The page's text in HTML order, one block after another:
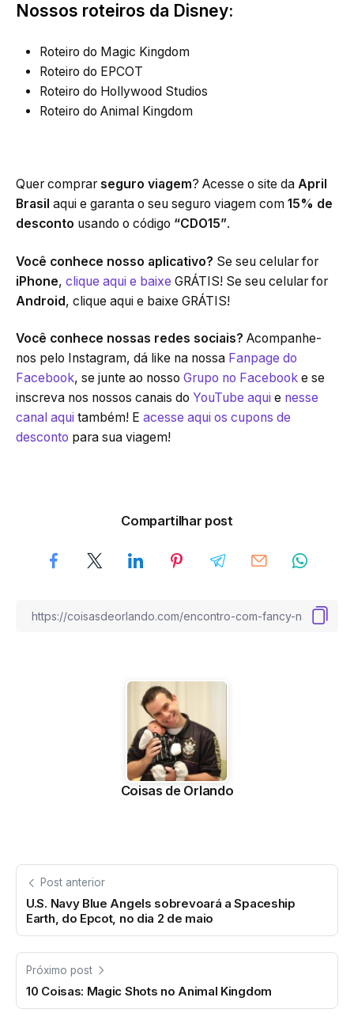
Nossos roteiros da Disney:
Roteiro do Magic Kingdom
Roteiro do EPCOT
Roteiro do Hollywood Studios
Roteiro do Animal Kingdom
Quer comprar seguro viagem? Acesse o site da April
Brasil aqui e garanta o seu seguro viagem com 15% de
desconto usando o código “CDO15”.
Você conhece nosso aplicativo? Se seu celular for
iPhone, clique aqui e baixe GRÁTIS! Se seu celular for
Android, clique aqui e baixe GRÁTIS!
Você conhece nossas redes sociais? Acompanhe-
nos pelo Instagram, dá like na nossa Fanpage do
Facebook, se junte ao nosso Grupo no Facebook e se
inscreva nos nossos canais do YouTube aqui e nesse
canal aqui também! E acesse aqui os cupons de
desconto para sua viagem!
Compartilhar post
Coisas de Orlando
Post anterior
U.S. Navy Blue Angels sobrevoará a Spaceship
Earth, do Epcot, no dia 2 de maio
Próximo post
10 Coisas: Magic Shots no Animal Kingdom